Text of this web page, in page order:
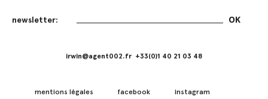
irwin@agent002.fr +33(0)1 40 21 03 48
mentions légales facebook instagram